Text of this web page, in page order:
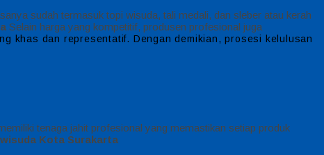
sudah termasuk topi wisuda, tali medali, dan sleber atau kerah
Selain harga yang kompetitif, produsen profesional juga
khas dan representatif. Dengan demikian, prosesi kelulusan
tenaga jahit profesional yang memastikan setiap produk
Kota Surakarta